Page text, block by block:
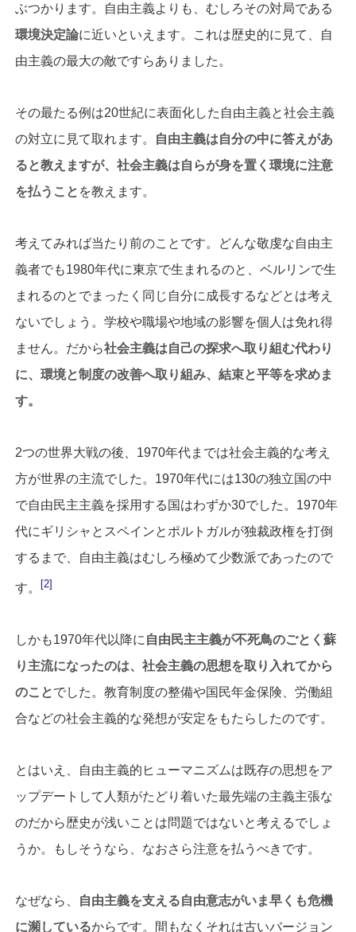
ぶつかります。自由主義よりも、むしろその対局である
環境決定論に近いといえます。これは歴史的に見て、自
由主義の最大の敵ですらありました。
その最たる例は20世紀に表面化した自由主義と社会主義
の対立に見て取れます。
自由主義は自分の中に答えがあ
ると教えますが、社会主義は自らが身を置く環境に注意
を払うこと を教えます。
考えてみれば当たり前のことです。どんな敬虔な自由主
義者でも1980年代に東京で生まれるのと、ベルリンで生
まれるのとでまったく同じ自分に成長するなどとは考え
ないでしょう。学校や職場や地域の影響を個人は免れ得
ません。だから社会主義は自己の探求へ取り組む代わり
に、環境と制度の改善へ取り組み、結束と平等を求めま
す。
2つの世界大戦の後、1970年代までは社会主義的な考え
方が世界の主流でした。1970年代には130の独立国の中
で自由民主主義を採用する国はわずか30でした。1970年
代にギリシャとスペインとポルトガルが独裁政権を打倒
するまで、自由主義はむしろ極めて少数派であったので
す。 2
しかも1970年代以降に 自由民主主義が不死鳥のごとく蘇
り主流になったのは、社会主義の思想を取り入れてから
のことでした。教育制度の整備や国民年金保険、労働組
合などの社会主義的な発想が安定をもたらしたのです。
とはいえ、自由主義的ヒューマニズムは既存の思想をア
ップデートして人類がたどり着いた最先端の主義主張な
のだから歴史が浅いことは問題ではないと考えるでしょ
うか。もしそうなら、なおさら注意を払うべきです。
なぜなら、
自由主義を支える自由意志がいま早くも危機
に瀕しているからです。間もなくそれは古いバージョン